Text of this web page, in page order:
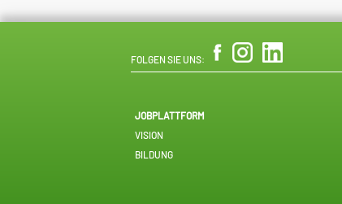
FOLGEN SIE UNS:
JOBPLATTFORM
VISION
BILDUNG